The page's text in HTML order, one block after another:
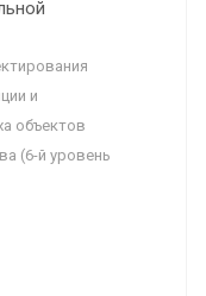
и
объектов
(6-й уровень